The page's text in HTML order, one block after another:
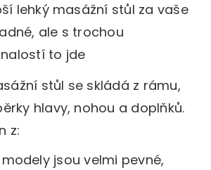
lehký masážní stůl za vaše
ale s trochou
to jde
stůl se skládá z rámu,
hlavy, nohou a doplňků.
z:
jsou velmi pevné,